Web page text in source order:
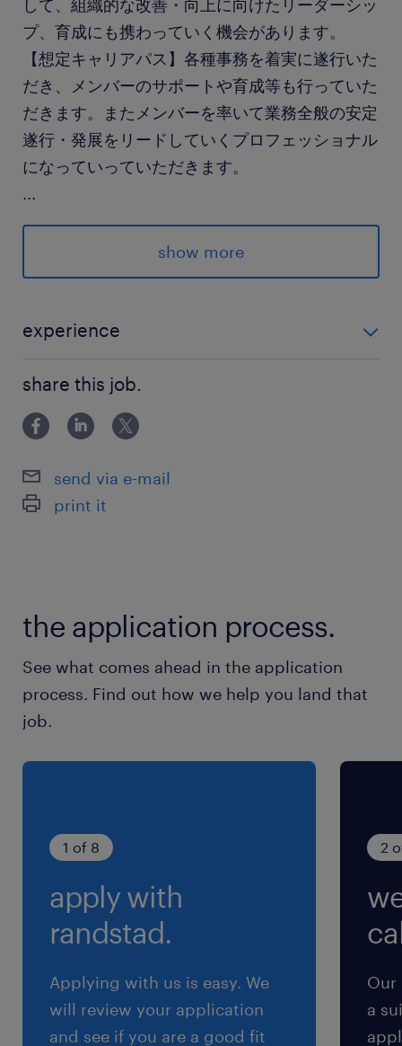
して、組織的な改善・向上に向けたリーダーシッ
プ、育成にも携わっていく機会があります。
【想定キャリアパス】各種事務を着実に遂行いた
だき、メンバーのサポートや育成等も行っていた
だきます。またメンバーを率いて業務全般の安定
遂行・発展をリードしていくプロフェッショナル
になっていっていただきます。
...
求められる経験
Excel・Wordや社内システム等での事務経験があ
る方
保険
待遇・福利厚生
賃金締切日：毎月末、賃金支払日：毎月20日
己啓発支援、慶弔金制度、託児補助、育児・介護
休職ほか
休日休暇
年間休日：120日、年末年始休暇、慶弔休暇、5
日・10日間連続休暇、周年休暇、有給休暇：初年
度1～14日／最大21日／入社後付与、看護休暇ほ
か
年収413 ～ 545万円
賞与
年2回（6月、12月）初年度賞与額は入社時期によ
り異なります。
雇用期間
期間の定めなし
show more
experience
share this job.
send via e-mail
print it
the application process.
See what comes ahead in the application
process. Find out how we help you land that
job.
1 of 8
apply with
randstad.
Applying with us is easy. We
will review your application
and see if you are a good fit
2
Our
a